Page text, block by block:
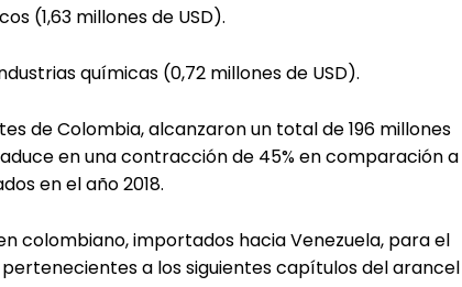
(1,63 millones de USD).
químicas (0,72 millones de USD).
de Colombia, alcanzaron un total de 196 millones
en una contracción de 45% en comparación a
en el año 2018.
colombiano, importados hacia Venezuela, para el
a los siguientes capítulos del arancel